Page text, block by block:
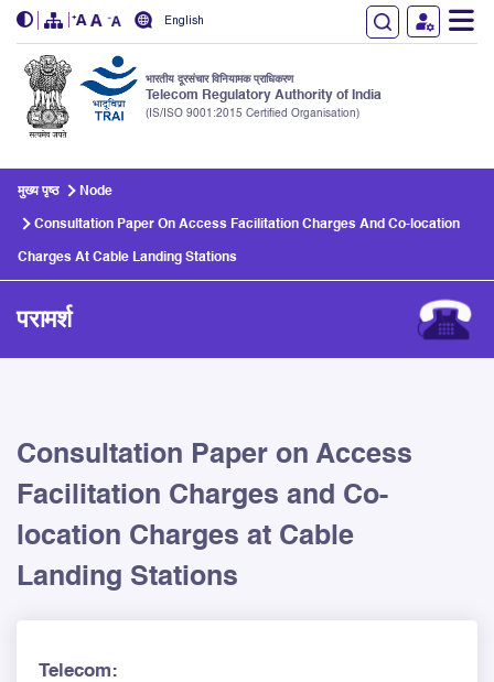
English
भारतीय दूरसंचार विनियामक प्राधिकरण
Telecom Regulatory Authority of India
(IS/ISO 9001:2015 Certified Organisation)
मुख्य पृष्ठ Node
Consultation Paper On Access Facilitation Charges And Co-location
Charges At Cable Landing Stations
परामर्श
Consultation Paper on Access
Facilitation Charges and Co-
location Charges at Cable
Landing Stations
Telecom: